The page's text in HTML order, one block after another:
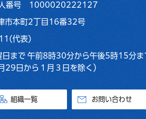
番号 1000020222127
本町2丁目16番32号
代表)
日まで 午前8時30分から午後5時15分ま
29日から１月３日を除く）
組織一覧 お問い合わせ